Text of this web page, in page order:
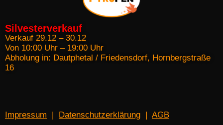
Silvesterverkauf
Verkauf 29.12 – 30.12
Von 10:00 Uhr – 19:00 Uhr
Abholung in: Dautphetal / Friedensdorf, Hornbergstraße
16
Impressum Datenschutzerklärung AGB